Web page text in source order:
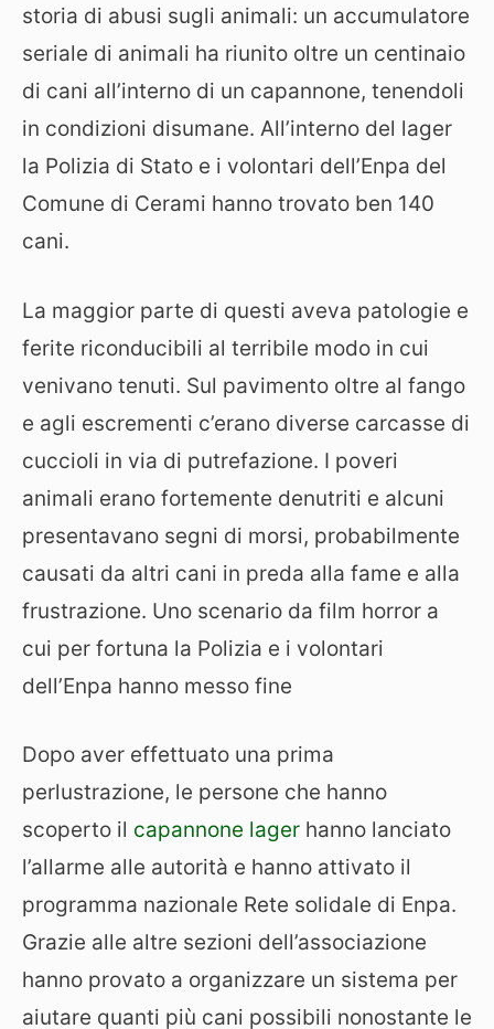
storia di abusi sugli animali: un accumulatore
seriale di animali ha riunito oltre un centinaio
di cani all’interno di un capannone, tenendoli
in condizioni disumane. All’interno del lager
la Polizia di Stato e i volontari dell’Enpa del
Comune di Cerami hanno trovato ben 140
cani.
La maggior parte di questi aveva patologie e
ferite riconducibili al terribile modo in cui
venivano tenuti. Sul pavimento oltre al fango
e agli escrementi c’erano diverse carcasse di
cuccioli in via di putrefazione. I poveri
animali erano fortemente denutriti e alcuni
presentavano segni di morsi, probabilmente
causati da altri cani in preda alla fame e alla
frustrazione. Uno scenario da film horror a
cui per fortuna la Polizia e i volontari
dell’Enpa hanno messo fine
Dopo aver effettuato una prima
perlustrazione, le persone che hanno
scoperto il capannone lager hanno lanciato
l’allarme alle autorità e hanno attivato il
programma nazionale Rete solidale di Enpa.
Grazie alle altre sezioni dell’associazione
hanno provato a organizzare un sistema per
aiutare quanti più cani possibili nonostante le